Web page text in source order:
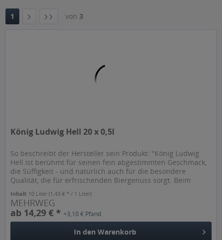
1 von 3
König Ludwig Hell 20 x 0,5l
So beschreibt der Hersteller sein Produkt: "König Ludwig
Hell ist berühmt für seinen fein abgestimmten Geschmack,
die Süffigkeit - und natürlich auch für die besondere
Qualität, die für erfrischenden Biergenuss sorgt. Beim
Inhalt 10 Liter(1,43 € * / 1 Liter)
MEHRWEG
ab 14,29 € *+3,10 € Pfand
In den Warenkorb